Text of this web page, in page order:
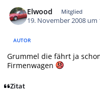
Elwood Mitglied
19. November 2008 um
AUTOR
Grummel die fährt ja
Firmenwagen
Zitat